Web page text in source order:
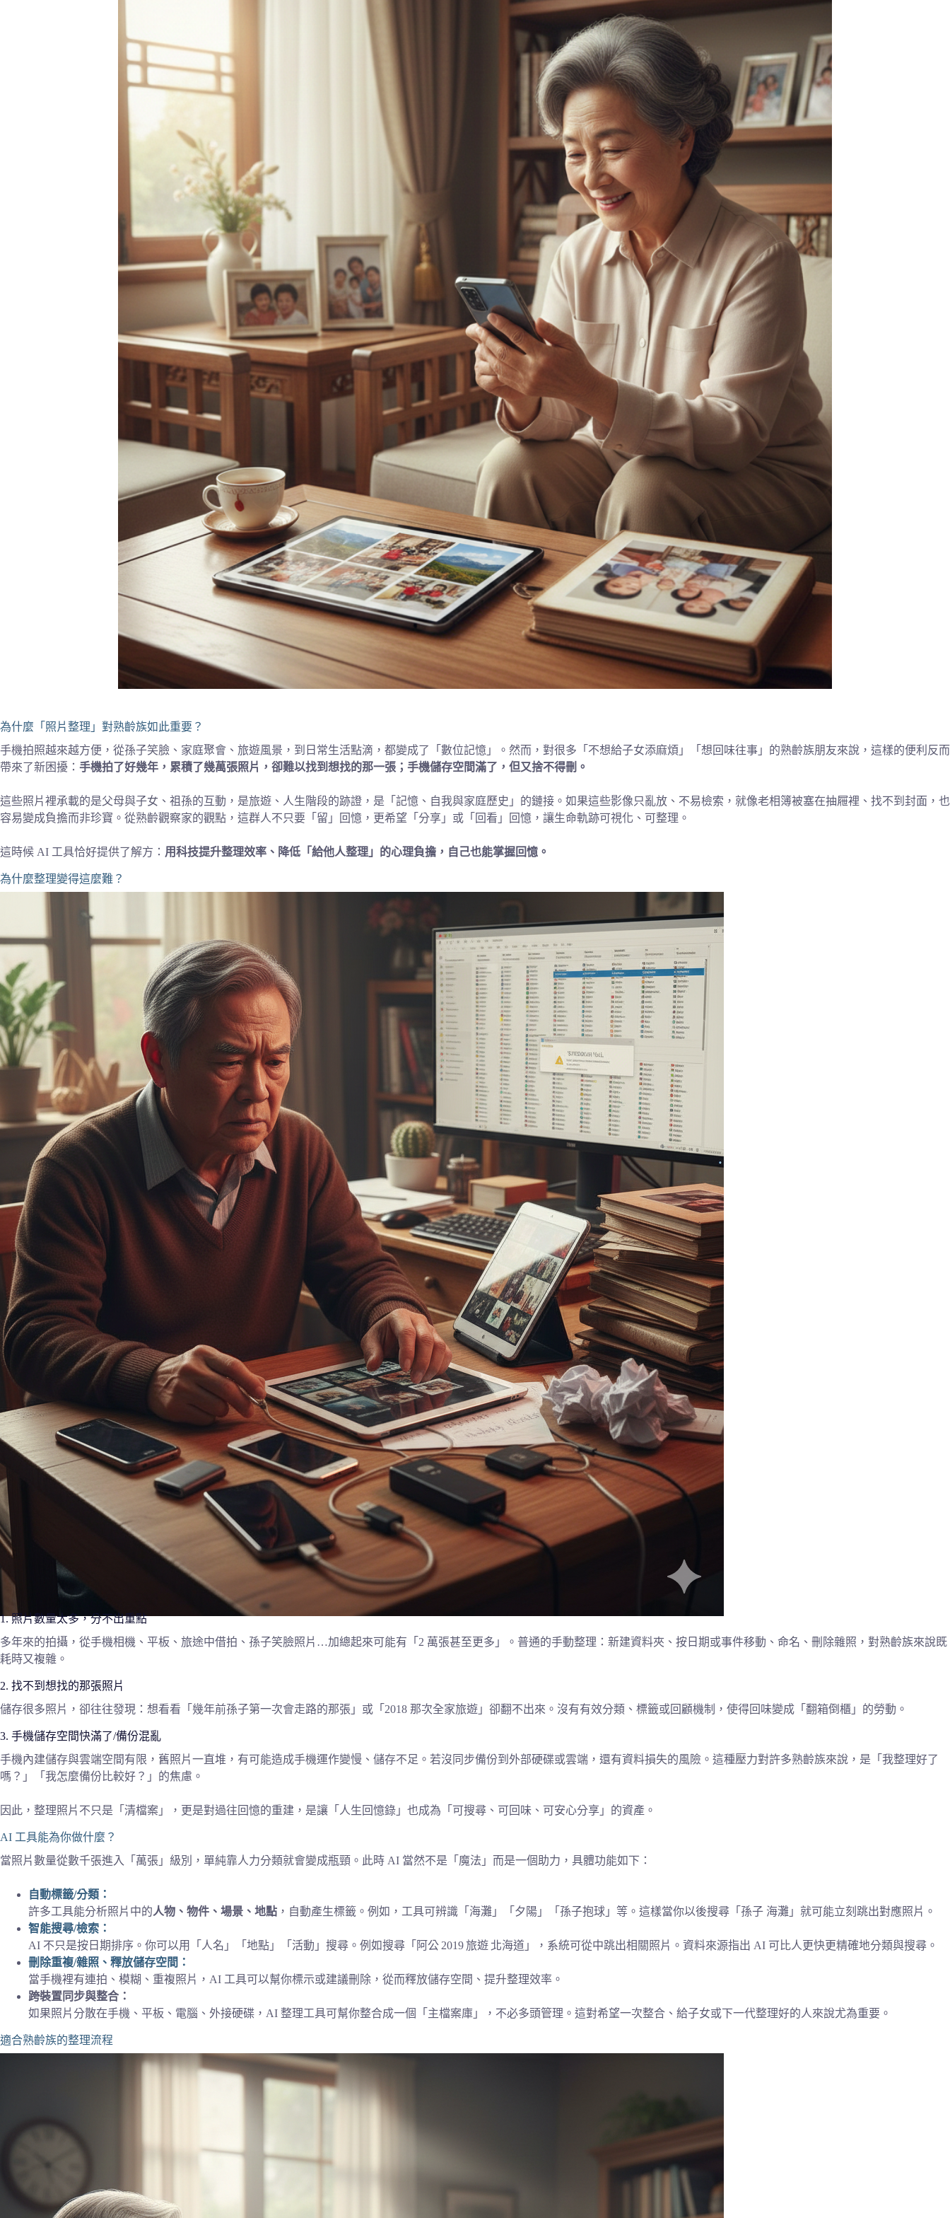
為什麼「照片整理」對熟齡族如此重要？
手機拍照越來越方便，從孫子笑臉、家庭聚會、旅遊風景，到日常生活點滴，都變成了「數位記憶」。然而，對很多「不想給子女添麻煩」「想回味往事」的熟齡族朋友來說，這樣的便利反而
帶來了新困擾： 手機拍了好幾年，累積了幾萬張照片，卻難以找到想找的那一張；手機儲存空間滿了，但又捨不得刪。
這些照片裡承載的是父母與子女、祖孫的互動，是旅遊、人生階段的跡證，是「記憶、自我與家庭歷史」的鏈接。如果這些影像只亂放、不易檢索，就像老相簿被塞在抽屜裡、找不到封面，也
容易變成負擔而非珍寶。從熟齡觀察家的觀點，這群人不只要「留」回憶，更希望「分享」或「回看」回憶，讓生命軌跡可視化、可整理。
這時候 AI 工具恰好提供了解方： 用科技提升整理效率、降低「給他人整理」的心理負擔，自己也能掌握回憶。
為什麼整理變得這麼難？
1. 照片數量太多，分不出重點
多年來的拍攝，從手機相機、平板、旅途中借拍、孫子笑臉照片…加總起來可能有「2 萬張甚至更多」。普通的手動整理：新建資料夾、按日期或事件移動、命名、刪除雜照，對熟齡族來說既
耗時又複雜。
2. 找不到想找的那張照片
儲存很多照片，卻往往發現：想看看「幾年前孫子第一次會走路的那張」或「2018 那次全家旅遊」卻翻不出來。沒有有效分類、標籤或回顧機制，使得回味變成「翻箱倒櫃」的勞動。
3. 手機儲存空間快滿了/備份混亂
手機內建儲存與雲端空間有限，舊照片一直堆，有可能造成手機運作變慢、儲存不足。若沒同步備份到外部硬碟或雲端，還有資料損失的風險。這種壓力對許多熟齡族來說，是「我整理好了
嗎？」「我怎麼備份比較好？」的焦慮。
因此，整理照片不只是「清檔案」，更是對過往回憶的重建，是讓「人生回憶錄」也成為「可搜尋、可回味、可安心分享」的資產。
AI 工具能為你做什麼？
當照片數量從數千張進入「萬張」級別，單純靠人力分類就會變成瓶頸。此時 AI 當然不是「魔法」而是一個助力，具體功能如下：
自動標籤/分類：
許多工具能分析照片中的人物、物件、場景、地點 ，自動產生標籤。例如，工具可辨識「海灘」「夕陽」「孫子抱球」等。這樣當你以後搜尋「孫子 海灘」就可能立刻跳出對應照片。
智能搜尋/檢索：
AI 不只是按日期排序。你可以用「人名」「地點」「活動」搜尋。例如搜尋「阿公 2019 旅遊 北海道」，系統可從中跳出相關照片。資料來源指出 AI 可比人更快更精確地分類與搜尋。
刪除重複/雜照、釋放儲存空間：
當手機裡有連拍、模糊、重複照片，AI 工具可以幫你標示或建議刪除，從而釋放儲存空間、提升整理效率。
跨裝置同步與整合：
如果照片分散在手機、平板、電腦、外接硬碟，AI 整理工具可幫你整合成一個「主檔案庫」，不必多頭管理。這對希望一次整合、給子女或下一代整理好的人來說尤為重要。
適合熟齡族的整理流程